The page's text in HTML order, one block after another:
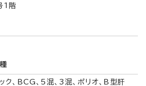
1階
ク、BCG、5混、3混、ポリオ、B型肝